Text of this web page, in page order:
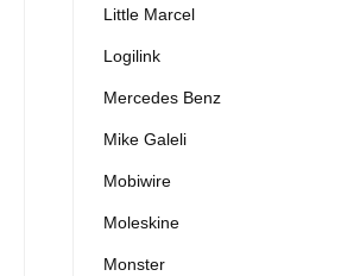
Little Marcel
Logilink
Mercedes Benz
Mike Galeli
Mobiwire
Moleskine
Monster